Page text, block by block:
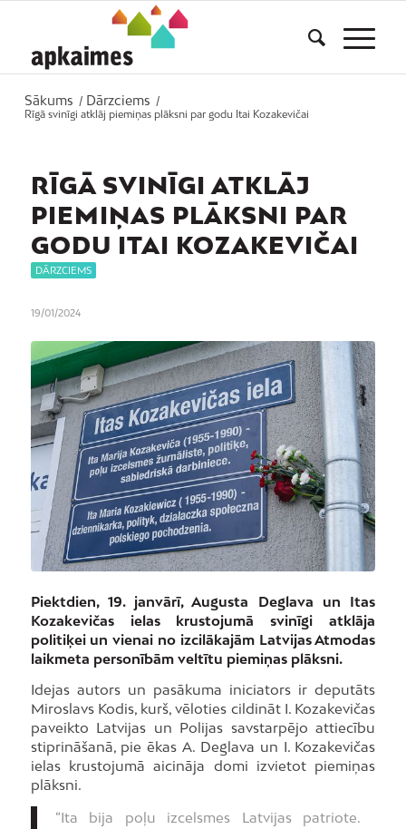
Sākums / Dārzciems
/
Rīgā svinīgi atklāj piemiņas plāksni par godu Itai Kozakevičai
RĪGĀ SVINĪGI ATKLĀJ
PIEMIŅAS PLĀKSNI PAR
GODU ITAI KOZAKEVIČAI
DĀRZCIEMS
19/01/2024
Piektdien, 19. janvārī, Augusta Deglava un Itas
Kozakevičas ielas krustojumā svinīgi atklāja
politiķei un vienai no izcilākajām Latvijas Atmodas
laikmeta personībām veltītu piemiņas plāksni.
Idejas autors un pasākuma iniciators ir deputāts
Miroslavs Kodis, kurš, vēloties cildināt I. Kozakevičas
paveikto Latvijas un Polijas savstarpējo attiecību
stiprināšanā, pie ēkas A. Deglava un I. Kozakevičas
ielas krustojumā aicināja domi izvietot piemiņas
plāksni.
“Ita bija poļu izcelsmes Latvijas patriote.